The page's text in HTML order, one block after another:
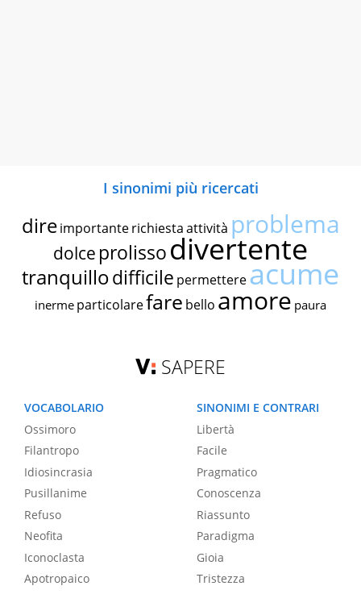
I sinonimi più ricercati
dire importante richiestaattività problema
dolce prolissodivertente
tranquillodifficile permettereacume
inerme particolarefare bello amore paura
SAPERE
VOCABOLARIO
Ossimoro
Filantropo
Idiosincrasia
Pusillanime
Refuso
Neofita
Iconoclasta
Apotropaico
SINONIMI E CONTRARI
Libertà
Facile
Pragmatico
Conoscenza
Riassunto
Paradigma
Gioia
Tristezza